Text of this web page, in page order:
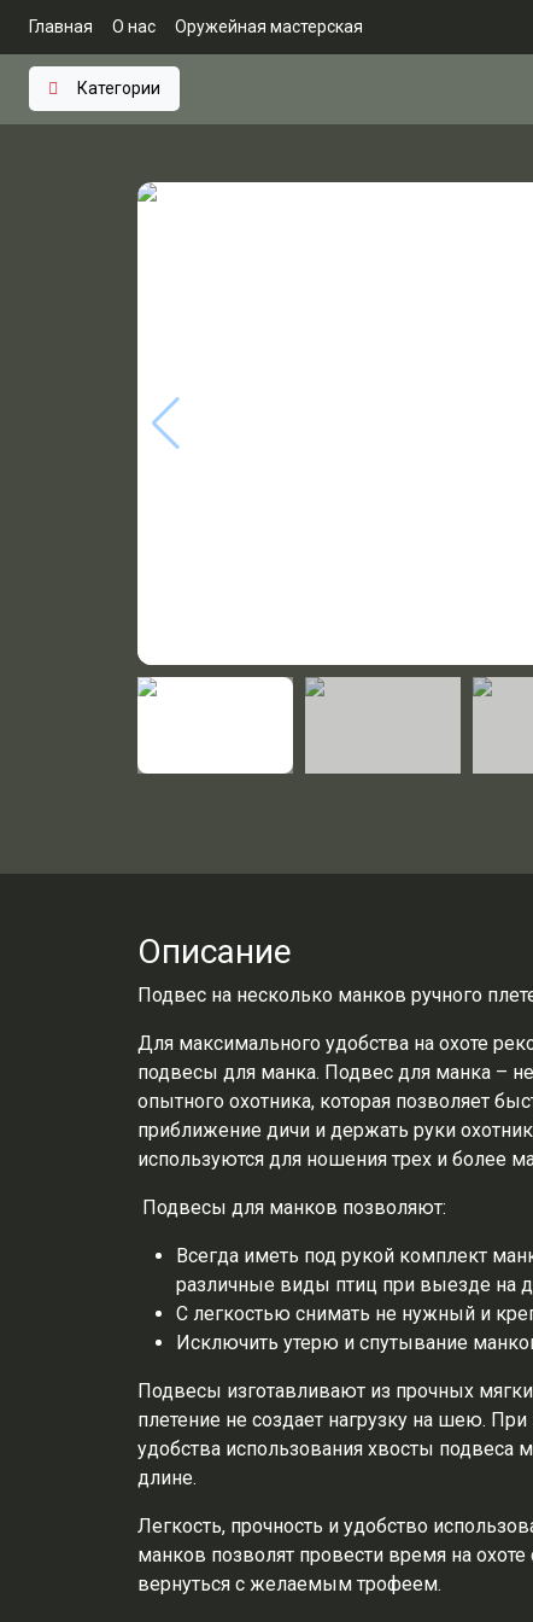
Главная О нас Оружейная мастерская
Категории
Описание
Подвес на несколько манков ручного
Для максимального удобства на охоте
подвесы для манка. Подвес для манка –
опытного охотника, которая позволяет
приближение дичи и держать руки
используются для ношения трех и более
Подвесы для манков позволяют:
Всегда иметь под рукой комплект
различные виды птиц при выезде на
С легкостью снимать не нужный и
Исключить утерю и спутывание
Подвесы изготавливают из прочных
плетение не создает нагрузку на шею.
удобства использования хвосты подвеса
длине.
Легкость, прочность и удобство
манков позволят провести время на
вернуться с желаемым трофеем.